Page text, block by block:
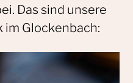
Das sind unsere
im Glockenbach: